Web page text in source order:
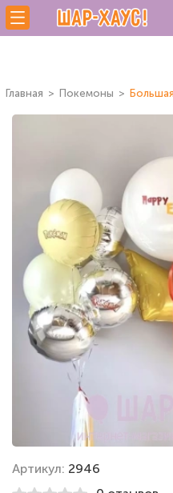
Главная Покемоны
Артикул: 2946